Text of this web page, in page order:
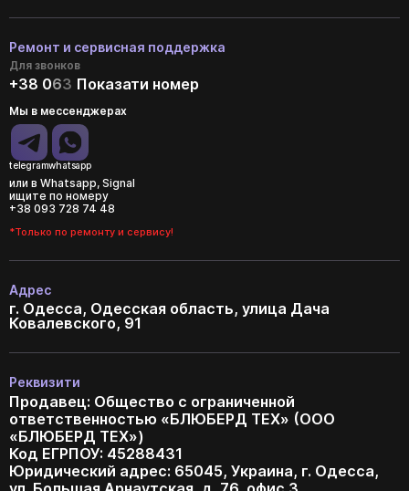
Ремонт и сервисная поддержка
Для звонков
+38 063 Показати номер
Мы в мессенджерах
telegramwhatsapp
или в Whatsapp, Signal
ищите по номеру
+38 093 728 74 48
*Только по ремонту и сервису!
Адрес
г. Одесса, Одесская область, улица Дача
Ковалевского, 91
Реквизити
Продавец: Общество с ограниченной
ответственностью «БЛЮБЕРД ТЕХ» (ООО
«БЛЮБЕРД ТЕХ»)
Код ЕГРПОУ: 45288431
Юридический адрес: 65045, Украина, г. Одесса,